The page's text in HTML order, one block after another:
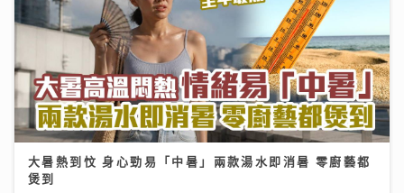
大暑熱到忟 身心勁易「中暑」兩款湯水即消暑 零廚藝都
煲到
23/07/2026